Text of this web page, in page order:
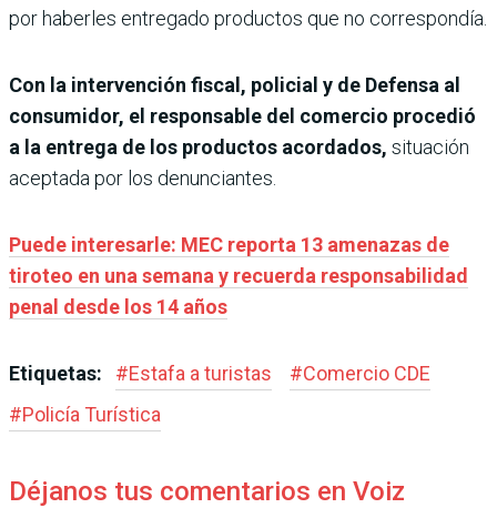
por haberles entregado productos que no correspondía.
Con la intervención fiscal, policial y de Defensa al
consumidor, el responsable del comercio procedió
a la entrega de los productos acordados, situación
aceptada por los denunciantes.
Puede interesarle: MEC reporta 13 amenazas de
tiroteo en una semana y recuerda responsabilidad
penal desde los 14 años
Etiquetas: #Estafa a turistas #Comercio CDE
#Policía Turística
Déjanos tus comentarios en Voiz